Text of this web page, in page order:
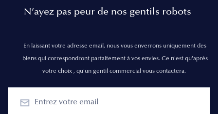
N’ayez pas peur de nos gentils robots
En laissant votre adresse email, nous vous enverrons uniquement des
biens qui correspondront parfaitement à vos envies. Ce n'est qu'après
votre choix , qu'un gentil commercial vous contactera.